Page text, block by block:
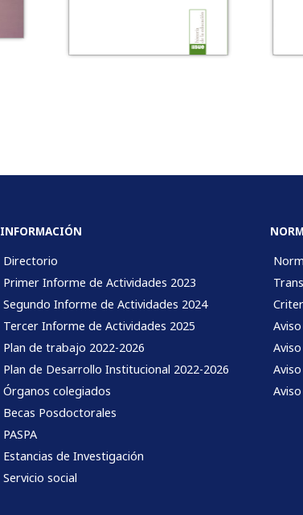
INFORMACIÓN
Directorio
Primer Informe de Actividades 2023
Segundo Informe de Actividades 2024
Tercer Informe de Actividades 2025
Plan de trabajo 2022-2026
Plan de Desarrollo Institucional 2022-2026
Órganos colegiados
Becas Posdoctorales
PASPA
Estancias de Investigación
Servicio social